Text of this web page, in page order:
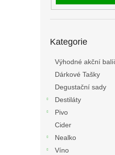
kategorie
Kategorie
Výhodné akční
Dárkové Tašky
Degustační sady
Destiláty
Pivo
Cider
Nealko
Víno